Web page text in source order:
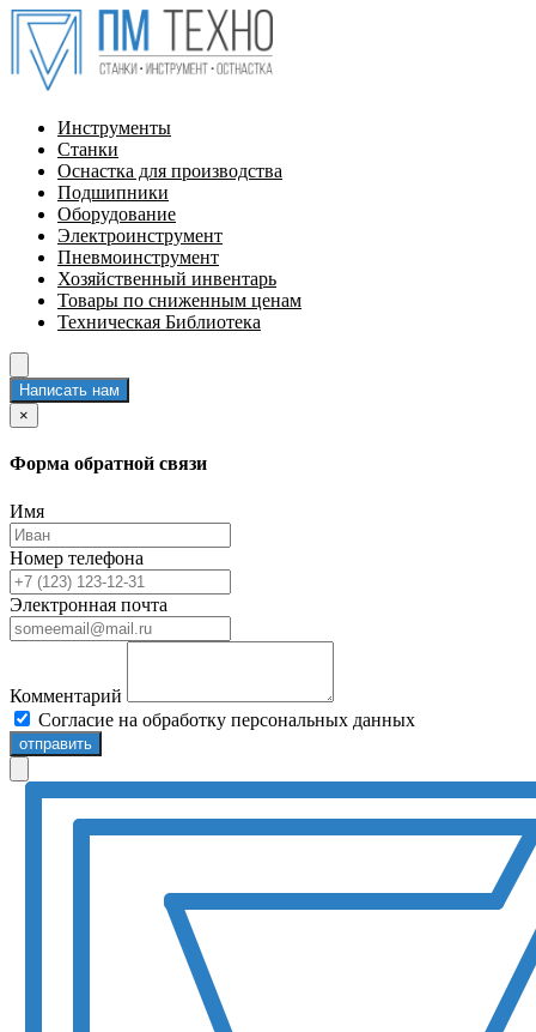
Инструменты
Станки
Оснастка для производства
Подшипники
Оборудование
Электроинструмент
Пневмоинструмент
Хозяйственный инвентарь
Товары по сниженным ценам
Техническая Библиотека
Написать нам
×
Форма обратной связи
Имя
Номер телефона
Электронная почта
Комментарий
Согласие на обработку персональных данных
отправить